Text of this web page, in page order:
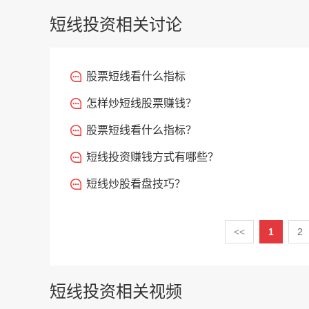
短线投资相关讨论
股票短线看什么指标
怎样炒短线股票赚钱？
股票短线看什么指标？
短线投资赚钱方式有哪些？
短线炒股看盘技巧？
<< 1 2
短线投资相关视频